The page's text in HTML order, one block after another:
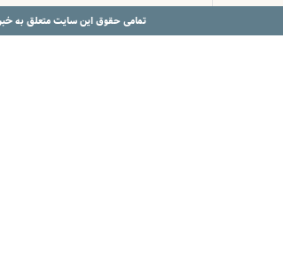
تمامی حقوق این سایت متعلق به